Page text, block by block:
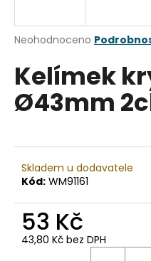
Průměrné
produktu
je
0,0
z
Neohodnoceno
Kelímek
Ø43mm
Skladem u dodavatele
Kód: WM91161
53 Kč
43,80 Kč bez DPH
j
t
?
D
o